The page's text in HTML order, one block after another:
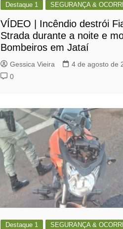
Destaque 1 SEGURANÇA &
VÍDEO | Incêndio destrói
Strada durante a noite e
Bombeiros em Jataí
Gessica Vieira
4 de agosto de
0
Destaque 1 SEGURANÇA &